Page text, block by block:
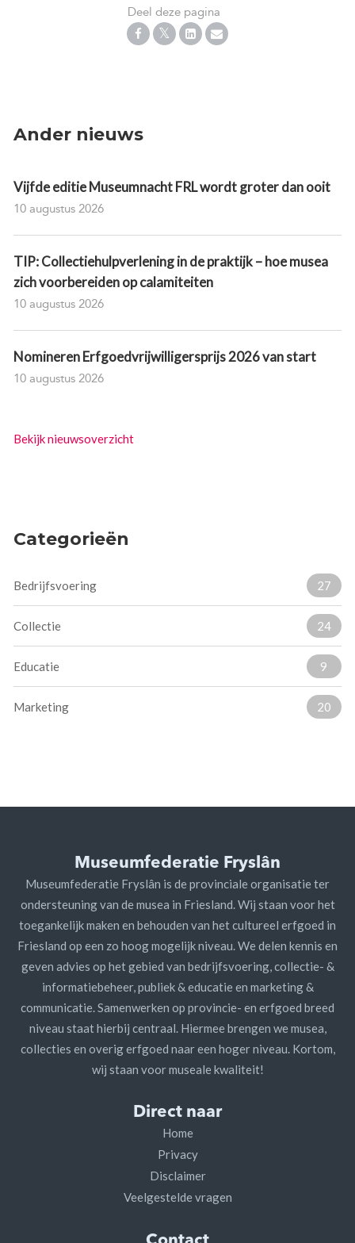
Deel deze pagina
Ander nieuws
Vijfde editie Museumnacht FRL wordt groter dan ooit
10 augustus 2026
TIP: Collectiehulpverlening in de praktijk – hoe musea
zich voorbereiden op calamiteiten
10 augustus 2026
Nomineren Erfgoedvrijwilligersprijs 2026 van start
10 augustus 2026
Bekijk nieuwsoverzicht
Categorieën
Bedrijfsvoering 27
Collectie 24
Educatie 9
Marketing 20
Museumfederatie Fryslân
Museumfederatie Fryslân is de provinciale organisatie ter
ondersteuning van de musea in Friesland. Wij staan voor het
toegankelijk maken en behouden van het cultureel erfgoed in
Friesland op een zo hoog mogelijk niveau. We delen kennis en
geven advies op het gebied van bedrijfsvoering, collectie- &
informatiebeheer, publiek & educatie en marketing &
communicatie. Samenwerken op provincie- en erfgoed breed
niveau staat hierbij centraal. Hiermee brengen we musea,
collecties en overig erfgoed naar een hoger niveau. Kortom,
wij staan voor museale kwaliteit!
Direct naar
Home
Privacy
Disclaimer
Veelgestelde vragen